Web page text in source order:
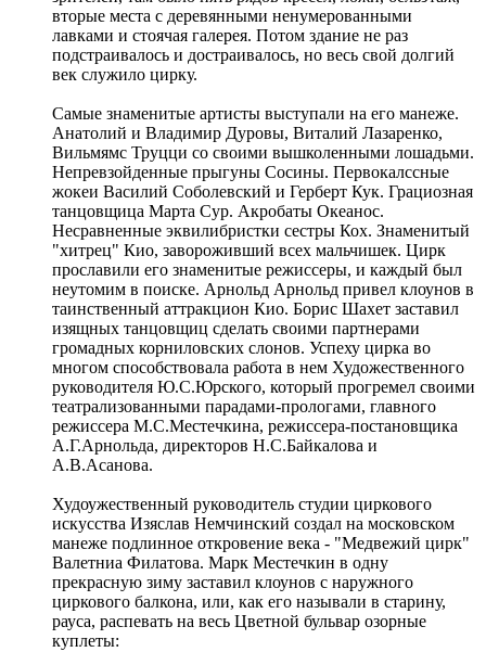
вторые места с деревянными ненумерованными
лавками и стоячая галерея. Потом здание не раз
подстраивалось и достраивалось, но весь свой долгий
век служило цирку.
Самые знаменитые артисты выступали на его манеже.
Анатолий и Владимир Дуровы, Виталий Лазаренко,
Вильмямс Труцци со своими вышколенными лошадьми.
Непревзойденные прыгуны Сосины. Первокалссные
жокеи Василий Соболевский и Герберт Кук. Грациозная
танцовщица Марта Сур. Акробаты Океанос.
Несравненные эквилибристки сестры Кох. Знаменитый
"хитрец" Кио, завороживший всех мальчишек. Цирк
прославили его знаменитые режиссеры, и каждый был
неутомим в поиске. Арнольд Арнольд привел клоунов в
таинственный аттракцион Кио. Борис Шахет заставил
изящных танцовщиц сделать своими партнерами
громадных корниловских слонов. Успеху цирка во
многом способствовала работа в нем Художественного
руководителя Ю.С.Юрского, который прогремел своими
театрализованными парадами-прологами, главного
режиссера М.С.Местечкина, режиссера-постановщика
А.Г.Арнольда, директоров Н.С.Байкалова и
А.В.Асанова.
Худоужественный руководитель студии циркового
искусства Изяслав Немчинский создал на московском
манеже подлинное откровение века - "Медвежий цирк"
Валетниа Филатова. Марк Местечкин в одну
прекрасную зиму заставил клоунов с наружного
циркового балкона, или, как его называли в старину,
рауса, распевать на весь Цветной бульвар озорные
куплеты: